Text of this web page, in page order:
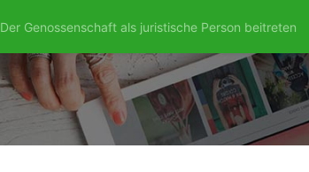
Der Genossenschaft als juristische Person beitreten